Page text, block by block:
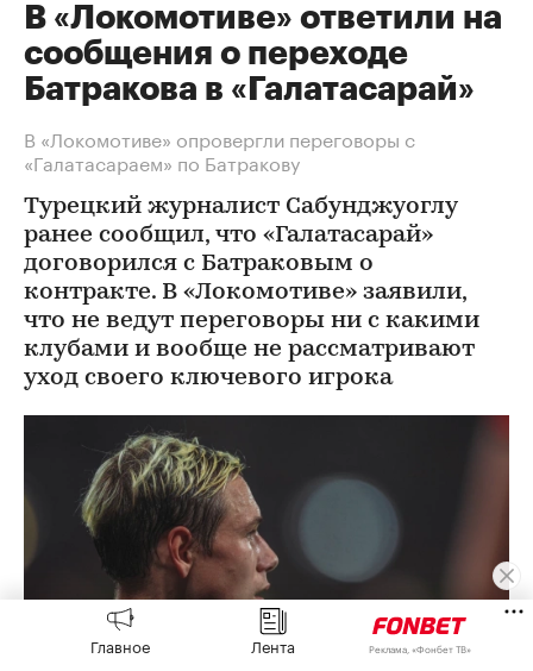
В «Локомотиве» ответили на
сообщения о переходе
Батракова в «Галатасарай»
В «Локомотиве» опровергли переговоры с
«Галатасараем» по Батракову
Турецкий журналист Сабунджуоглу
ранее сообщил, что «Галатасарай»
договорился с Батраковым о
контракте. В «Локомотиве» заявили,
что не ведут переговоры ни с какими
клубами и вообще не рассматривают
уход своего ключевого игрока
Главное Лента Реклама, «Фонбет ТВ»